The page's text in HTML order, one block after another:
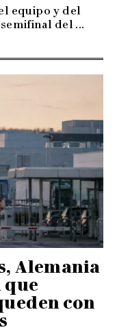
equipo y del
del ...
Alemania
que
con